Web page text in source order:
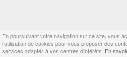
En poursuivant votre navigation sur ce site, vous
l’utilisation de cookies pour vous proposer des
services adaptés à vos centres d’intérêts. En